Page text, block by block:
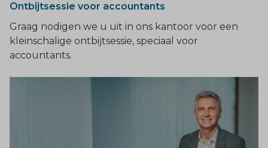
Ontbijtsessie voor accountants
Graag nodigen we u uit in ons kantoor voor een
kleinschalige ontbijtsessie, speciaal voor
accountants.